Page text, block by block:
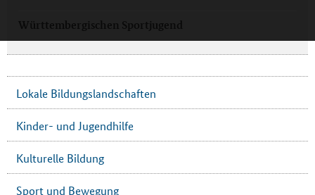
Württembergischen Sportjugend
Lokale Bildungslandschaften
Kinder- und Jugendhilfe
Kulturelle Bildung
Sport und Bewegung